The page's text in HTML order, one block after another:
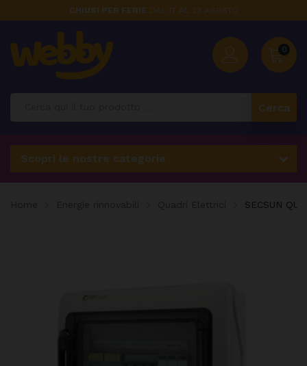
CHIUSI PER FERIE DAL 17 AL 23 AGOSTO
0
Cerca
Scopri le nostre categorie
SECSUN